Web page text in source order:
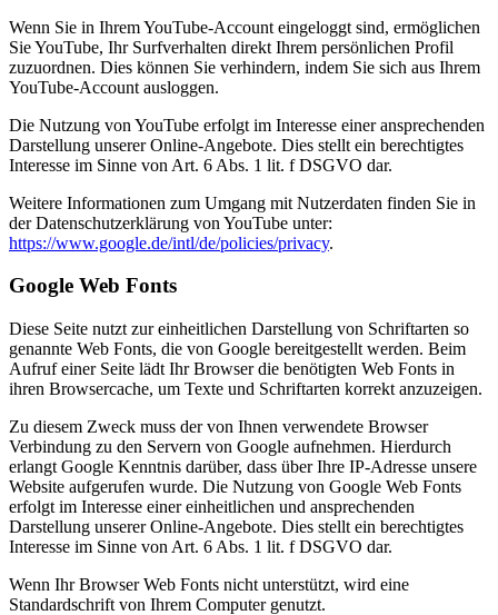
Wenn Sie in Ihrem YouTube-Account eingeloggt sind, ermöglichen
Sie YouTube, Ihr Surfverhalten direkt Ihrem persönlichen Profil
zuzuordnen. Dies können Sie verhindern, indem Sie sich aus Ihrem
YouTube-Account ausloggen.
Die Nutzung von YouTube erfolgt im Interesse einer ansprechenden
Darstellung unserer Online-Angebote. Dies stellt ein berechtigtes
Interesse im Sinne von Art. 6 Abs. 1 lit. f DSGVO dar.
Weitere Informationen zum Umgang mit Nutzerdaten finden Sie in
der Datenschutzerklärung von YouTube unter:
https://www.google.de/intl/de/policies/privacy.
Google Web Fonts
Diese Seite nutzt zur einheitlichen Darstellung von Schriftarten so
genannte Web Fonts, die von Google bereitgestellt werden. Beim
Aufruf einer Seite lädt Ihr Browser die benötigten Web Fonts in
ihren Browsercache, um Texte und Schriftarten korrekt anzuzeigen.
Zu diesem Zweck muss der von Ihnen verwendete Browser
Verbindung zu den Servern von Google aufnehmen. Hierdurch
erlangt Google Kenntnis darüber, dass über Ihre IP-Adresse unsere
Website aufgerufen wurde. Die Nutzung von Google Web Fonts
erfolgt im Interesse einer einheitlichen und ansprechenden
Darstellung unserer Online-Angebote. Dies stellt ein berechtigtes
Interesse im Sinne von Art. 6 Abs. 1 lit. f DSGVO dar.
Wenn Ihr Browser Web Fonts nicht unterstützt, wird eine
Standardschrift von Ihrem Computer genutzt.